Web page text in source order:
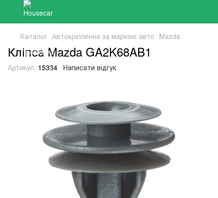
Каталог Автокріплення за маркою авто Mazda
Кліпса Mazda GA2K68AB1
Артикул: 15334 Написати відгук